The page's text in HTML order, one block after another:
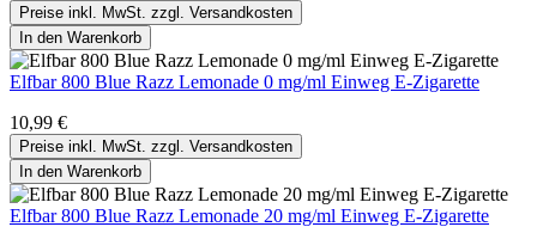
Preise inkl. MwSt. zzgl. Versandkosten
In den Warenkorb
Elfbar 800 Blue Razz Lemonade 0 mg/ml Einweg E-Zigarette
10,99 €
Preise inkl. MwSt. zzgl. Versandkosten
In den Warenkorb
Elfbar 800 Blue Razz Lemonade 20 mg/ml Einweg E-Zigarette